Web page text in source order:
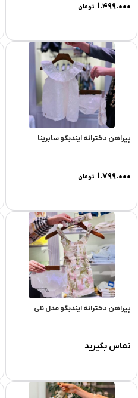
۱.۴۹۹.۰۰۰ تومان
پیراهن دخترانه ایندیگو سابرینا
۱.۷۹۹.۰۰۰ تومان
پیراهن دخترانه ایندیگو مدل نلی
تماس بگیرید